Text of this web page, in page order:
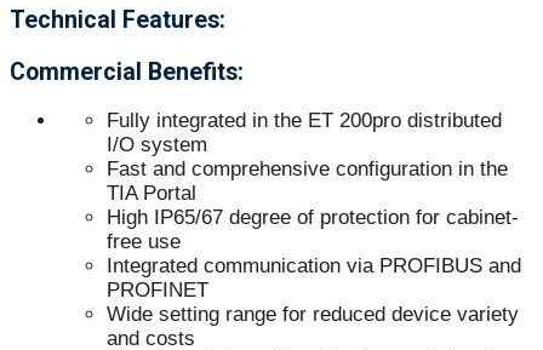
Technical Features:
Commercial Benefits:
Fully integrated in the ET 200pro distributed
I/O system
Fast and comprehensive configuration in the
TIA Portal
High IP65/67 degree of protection for cabinet-
free use
Integrated communication via PROFIBUS and
PROFINET
Wide setting range for reduced device variety
and costs